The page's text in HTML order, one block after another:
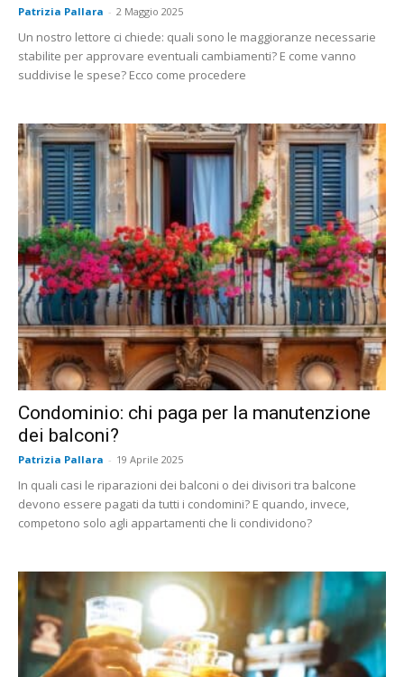
Patrizia Pallara - 2 Maggio 2025
Un nostro lettore ci chiede: quali sono le maggioranze necessarie
stabilite per approvare eventuali cambiamenti? E come vanno
suddivise le spese? Ecco come procedere
Condominio: chi paga per la manutenzione
dei balconi?
Patrizia Pallara - 19 Aprile 2025
In quali casi le riparazioni dei balconi o dei divisori tra balcone
devono essere pagati da tutti i condomini? E quando, invece,
competono solo agli appartamenti che li condividono?